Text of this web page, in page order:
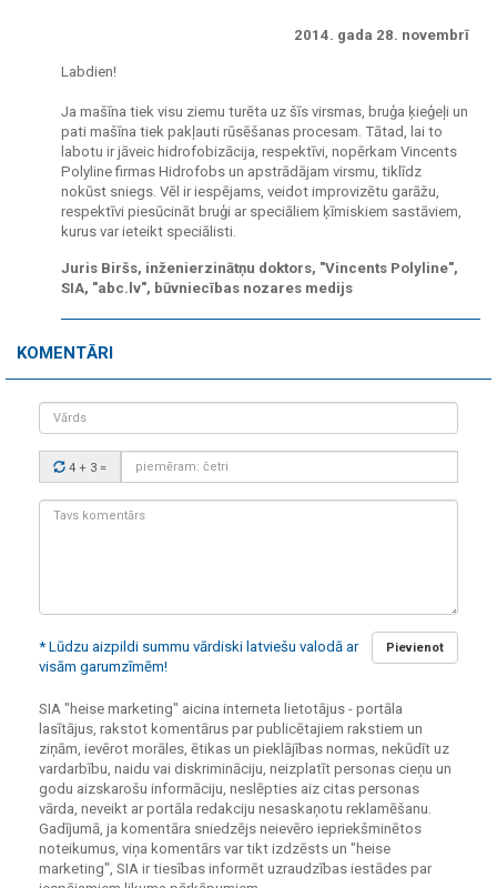
2014. gada 28. novembrī
Labdien!
Ja mašīna tiek visu ziemu turēta uz šīs virsmas, bruģa ķieģeļi un
pati mašīna tiek pakļauti rūsēšanas procesam. Tātad, lai to
labotu ir jāveic hidrofobizācija, respektīvi, nopērkam Vincents
Polyline firmas Hidrofobs un apstrādājam virsmu, tiklīdz
nokūst sniegs. Vēl ir iespējams, veidot improvizētu garāžu,
respektīvi piesūcināt bruģi ar speciāliem ķīmiskiem sastāviem,
kurus var ieteikt speciālisti.
Juris Biršs, inženierzinātņu doktors, "Vincents Polyline",
SIA, "abc.lv", būvniecības nozares medijs
KOMENTĀRI
Vārds
Drošības
kods:
4 + 3 =
Tavs
Pievienot
* Lūdzu aizpildi summu vārdiski latviešu valodā ar
visām garumzīmēm!
SIA "heise marketing" aicina interneta lietotājus - portāla
lasītājus, rakstot komentārus par publicētajiem rakstiem un
ziņām, ievērot morāles, ētikas un pieklājības normas, nekūdīt uz
vardarbību, naidu vai diskrimināciju, neizplatīt personas cieņu un
godu aizskarošu informāciju, neslēpties aiz citas personas
vārda, neveikt ar portāla redakciju nesaskaņotu reklamēšanu.
Gadījumā, ja komentāra sniedzējs neievēro iepriekšminētos
noteikumus, viņa komentārs var tikt izdzēsts un "heise
marketing", SIA ir tiesības informēt uzraudzības iestādes par